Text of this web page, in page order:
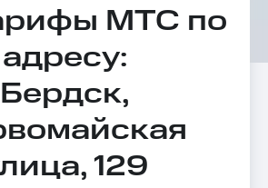
МТС по
адресу:
Бердск,
129